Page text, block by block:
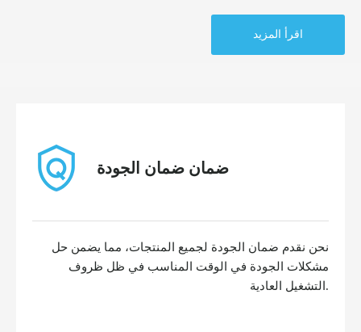
اقرأ المزيد
ضمان ضمان الجودة
نحن نقدم ضمان الجودة لجميع المنتجات، مما يضمن حل
مشكلات الجودة في الوقت المناسب في ظل ظروف
التشغيل العادية.